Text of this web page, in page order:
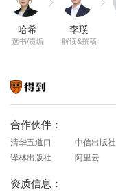
哈希
选书/责编
李璞
解读&撰稿
合作伙伴：
清华五道口 中信出版社
译林出版社
阿里云
资质信息：